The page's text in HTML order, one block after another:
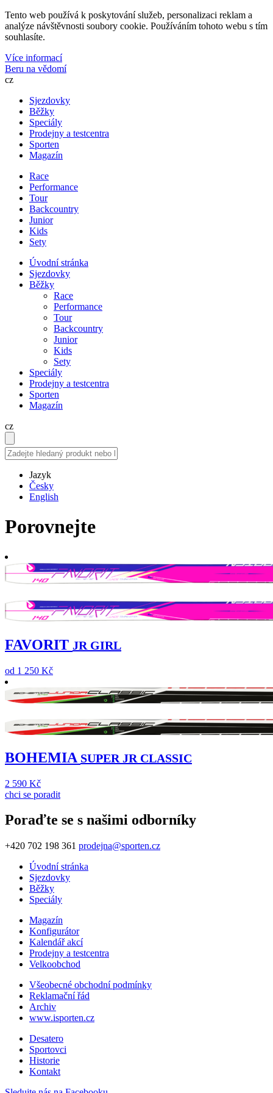
Tento web používá k poskytování služeb, personalizaci reklam a
analýze návštěvnosti soubory cookie. Používáním tohoto webu s tím
souhlasíte.
Více informací
Beru na vědomí
cz
Sjezdovky
Běžky
Speciály
Prodejny a testcentra
Sporten
Magazín
Race
Performance
Tour
Backcountry
Junior
Kids
Sety
Úvodní stránka
Sjezdovky
Běžky
Race
Performance
Tour
Backcountry
Junior
Kids
Sety
Speciály
Prodejny a testcentra
Sporten
Magazín
cz
Jazyk
Česky
English
Porovnejte
FAVORIT JR GIRL
od 1 250 Kč
BOHEMIA SUPER JR CLASSIC
2 590 Kč
chci se poradit
Poraďte se s našimi odborníky
+420 702 198 361 prodejna@sporten.cz
Úvodní stránka
Sjezdovky
Běžky
Speciály
Magazín
Konfigurátor
Kalendář akcí
Prodejny a testcentra
Velkoobchod
Všeobecné obchodní podmínky
Reklamační řád
Archiv
www.isporten.cz
Desatero
Sportovci
Historie
Kontakt